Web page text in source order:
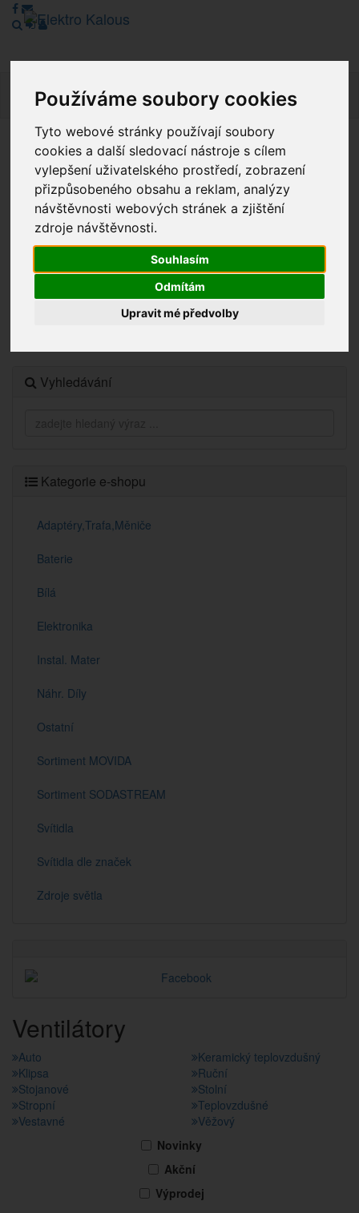
Používáme soubory cookies
Tyto webové stránky používají soubory
cookies a další sledovací nástroje s cílem
vylepšení uživatelského prostředí, zobrazení
přizpůsobeného obsahu a reklam, analýzy
návštěvnosti webových stránek a zjištění
zdroje návštěvnosti.
Souhlasím
Odmítám
Upravit mé předvolby
Vážení zákazníci, v tuto chvíli je Náš internetový obchod v
režimu Katalogu. Objednávky on-line nyní nelze vyřídit.
Děkujeme za pochopení.
Vyhledávání
Kategorie e-shopu
Adaptéry,Trafa,Měniče
Baterie
Bílá
Elektronika
Instal. Mater
Náhr. Díly
Ostatní
Sortiment MOVIDA
Sortiment SODASTREAM
Svítidla
Svítidla dle značek
Zdroje světla
Ventilátory
Auto
Keramický teplovzdušný
Klipsa
Ruční
Stojanové
Stolní
Stropní
Teplovzdušné
Vestavné
Věžový
Novinky
Akční
Výprodej